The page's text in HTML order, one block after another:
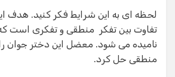
لحظه ای به این شرایط فکر کنید. هدف
تفاوت بین تفکر منطقی و تفکری است
نامیده می شود. معضل این دختر جوان را
منطقی حل کرد.